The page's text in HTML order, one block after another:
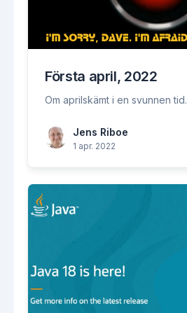
Första april, 2022
Om aprilskämt i en svunnen tid.
Jens Riboe
1 apr. 2022